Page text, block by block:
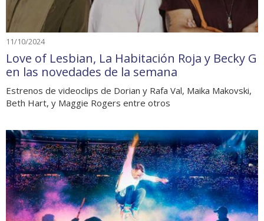
11/10/2024
Love of Lesbian, La Habitación Roja y Becky G
en las novedades de la semana
Estrenos de videoclips de Dorian y Rafa Val, Maika Makovski,
Beth Hart, y Maggie Rogers entre otros